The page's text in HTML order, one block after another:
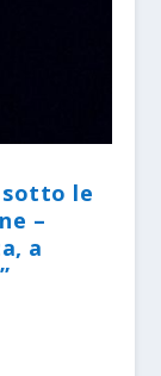
sotto le
–
a